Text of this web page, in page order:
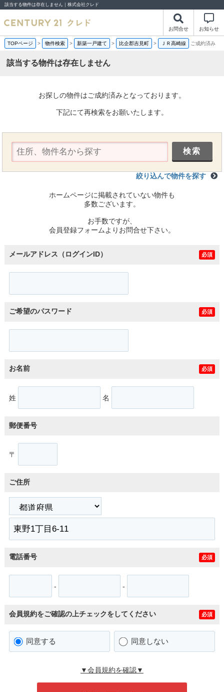
該当する物件は存在しません｜株式会社クレド
お問合せ お知らせ
TOPページ > 物件検索 > 新築一戸建て > 比企郡吉見町 > ＪＲ高崎線 ご成約済み
該当する物件は存在しません
お探しの物件はご成約済みとなっております。
下記にて再検索をお願いたします。
絞り込んで物件を探す
ホームページに掲載されていない物件も
多数ございます。
お手数ですが、
会員登録フォームよりお問合せ下さい。
メールアドレス（ログインID） 必須
ご希望のパスワード 必須
お名前 必須
姓 名
郵便番号
〒
ご住所
電話番号 必須
- -
会員規約をご確認の上チェックをしてください 必須
同意する 同意しない
▼会員規約を確認▼